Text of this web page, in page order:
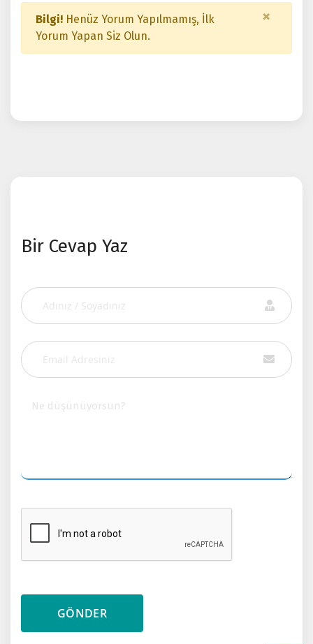
×
Bilgi! Henüz Yorum Yapılmamış, İlk
Yorum Yapan Siz Olun.
Bir Cevap Yaz
GÖNDER